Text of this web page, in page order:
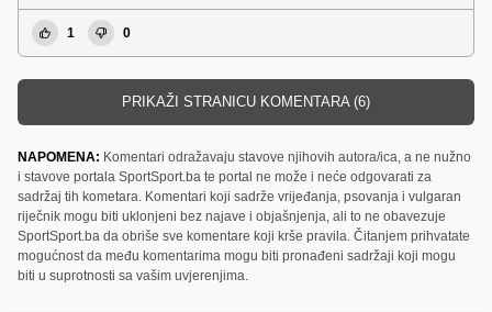
1 0
PRIKAŽI STRANICU KOMENTARA (6)
NAPOMENA: Komentari odražavaju stavove njihovih autora/ica, a ne nužno
i stavove portala SportSport.ba te portal ne može i neće odgovarati za
sadržaj tih kometara. Komentari koji sadrže vrijeđanja, psovanja i vulgaran
riječnik mogu biti uklonjeni bez najave i objašnjenja, ali to ne obavezuje
SportSport.ba da obriše sve komentare koji krše pravila. Čitanjem prihvatate
mogućnost da među komentarima mogu biti pronađeni sadržaji koji mogu
biti u suprotnosti sa vašim uvjerenjima.